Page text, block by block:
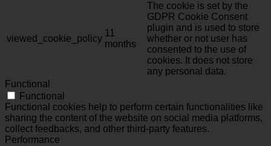
viewed_cookie_policy
11
months
The cookie is set by the
GDPR Cookie Consent
plugin and is used to store
whether or not user has
consented to the use of
cookies. It does not store
any personal data.
Functional
Functional
Functional cookies help to perform certain functionalities like
sharing the content of the website on social media platforms,
collect feedbacks, and other third-party features.
Performance